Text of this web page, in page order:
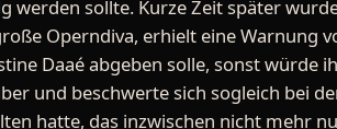
werden sollte. Kurze Zeit später
Operndiva, erhielt eine Warnung
Daaé abgeben solle, sonst würde
und beschwerte sich sogleich bei
hatte, das inzwischen nicht mehr